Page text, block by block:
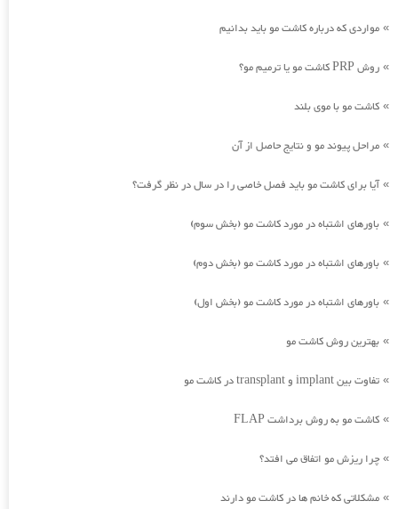
» مواردی که درباره کاشت مو باید بدانیم
» روش PRP کاشت مو یا ترمیم مو؟
» کاشت مو با موی بلند
» مراحل پیوند مو و نتایج حاصل از آن
»آیا برای کاشت مو باید فصل خاصی را در سال در نظر گرفت؟
» باورهای اشتباه در مورد کاشت مو (بخش سوم)
» باورهای اشتباه در مورد کاشت مو (بخش دوم)
» باورهای اشتباه در مورد کاشت مو (بخش اول)
» بهترین روش کاشت مو
» تفاوت بین implant و transplant در کاشت مو
» کاشت مو به روش برداشت FLAP
» چرا ریزش مو اتفاق می افتد؟
» مشکلاتی که خانم ها در کاشت مو دارند